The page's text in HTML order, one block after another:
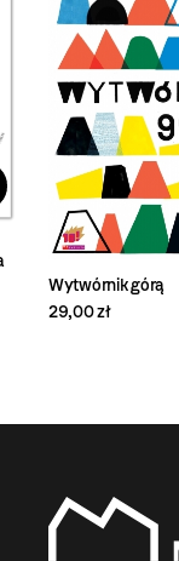
Wytwórnik górą
29,00 zł